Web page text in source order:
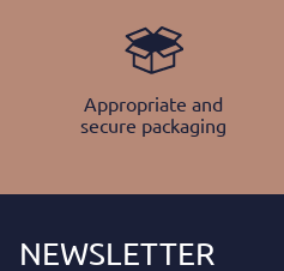
Appropriate and
secure packaging